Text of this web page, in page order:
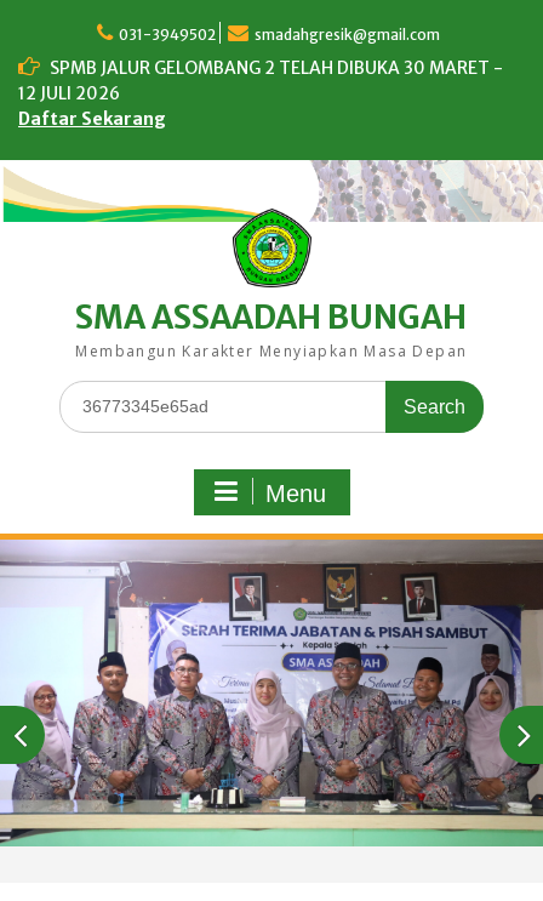
content
031-3949502 smadahgresik@gmail.com
SPMB JALUR GELOMBANG 2 TELAH DIBUKA 30 MARET -
12 JULI 2026
Daftar Sekarang
SMA ASSAADAH BUNGAH
Membangun Karakter Menyiapkan Masa Depan
Search
for:
Menu